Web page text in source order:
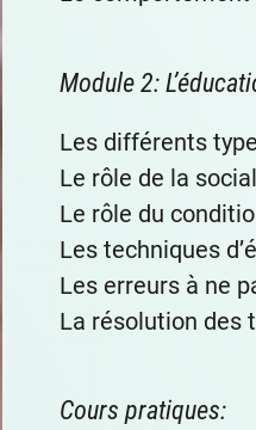
Module 2:
Les différents
Le rôle de la
Le rôle du
Les techniques
Les erreurs à ne
La résolution des
Cours pratiques: